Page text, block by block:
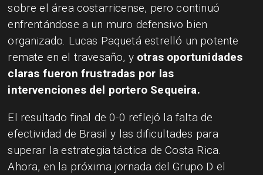
sobre el área costarricense, pero continuó
enfrentándose a un muro defensivo bien
organizado. Lucas Paquetá estrelló un potente
remate en el travesaño, y otras oportunidades
claras fueron frustradas por las
intervenciones del portero Sequeira.
El resultado final de 0-0 reflejó la falta de
efectividad de Brasil y las dificultades para
superar la estrategia táctica de Costa Rica.
Ahora, en la próxima jornada del Grupo D el